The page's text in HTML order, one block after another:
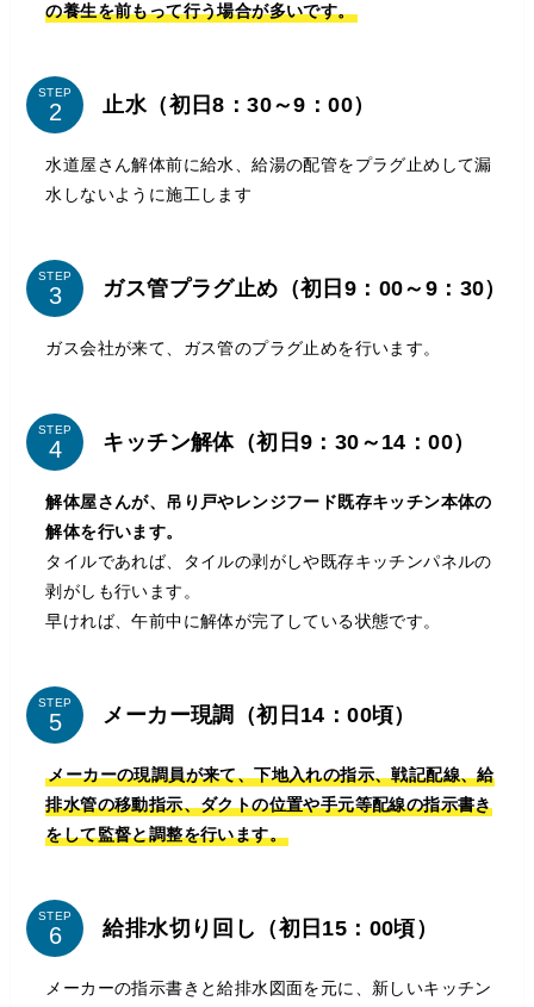
の養生を前もって行う場合が多いです。
STEP
止水（初日8：30～9：00）
水道屋さん解体前に給水、給湯の配管をプラグ止めして漏
水しないように施工します
STEP
ガス管プラグ止め（初日9：00～9：30）
ガス会社が来て、ガス管のプラグ止めを行います。
STEP
キッチン解体（初日9：30～14：00）
解体屋さんが、吊り戸やレンジフード既存キッチン本体の
解体を行います。
タイルであれば、タイルの剥がしや既存キッチンパネルの
剥がしも行います。
早ければ、午前中に解体が完了している状態です。
STEP
メーカー現調（初日14：00頃）
メーカーの現調員が来て、下地入れの指示、戦記配線、給
排水管の移動指示、ダクトの位置や手元等配線の指示書き
をして監督と調整を行います。
STEP
給排水切り回し（初日15：00頃）
メーカーの指示書きと給排水図面を元に、新しいキッチン